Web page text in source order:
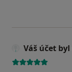
Váš účet